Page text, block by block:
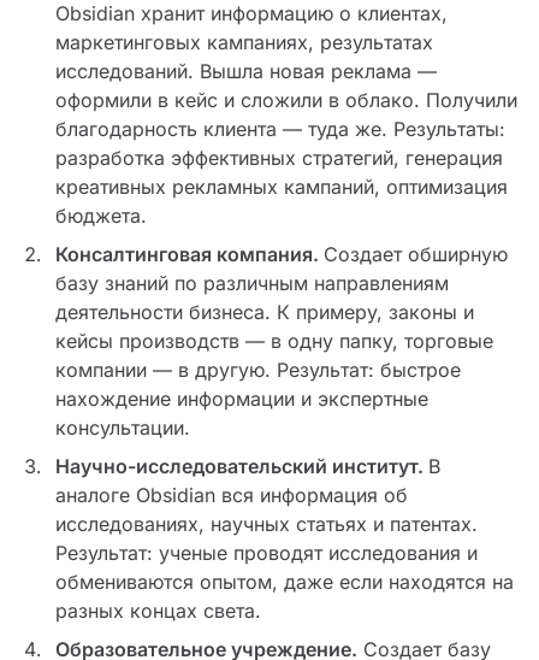
Obsidian хранит информацию о клиентах,
маркетинговых кампаниях, результатах
исследований. Вышла новая реклама —
оформили в кейс и сложили в облако. Получили
благодарность клиента — туда же. Результаты:
разработка эффективных стратегий, генерация
креативных рекламных кампаний, оптимизация
бюджета.
Консалтинговая компания. Создает обширную
базу знаний по различным направлениям
деятельности бизнеса. К примеру, законы и
кейсы производств — в одну папку, торговые
компании — в другую. Результат: быстрое
нахождение информации и экспертные
консультации.
Научно-исследовательский институт. В
аналоге Obsidian вся информация об
исследованиях, научных статьях и патентах.
Результат: ученые проводят исследования и
обмениваются опытом, даже если находятся на
разных концах света.
Образовательное учреждение. Создает базу